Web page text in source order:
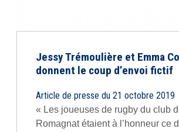
Jessy Trémoulière et Emma
donnent le coup d’envoi fictif
Article de presse du 21 octobre 2019
« Les joueuses de rugby du club
Romagnat étaient à l’honneur ce